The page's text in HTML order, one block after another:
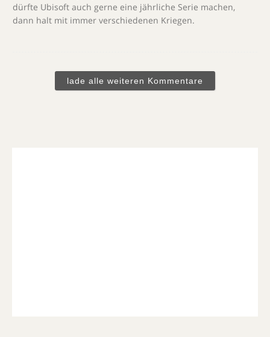
dürfte Ubisoft auch gerne eine jährliche Serie machen,
dann halt mit immer verschiedenen Kriegen.
lade alle weiteren Kommentare